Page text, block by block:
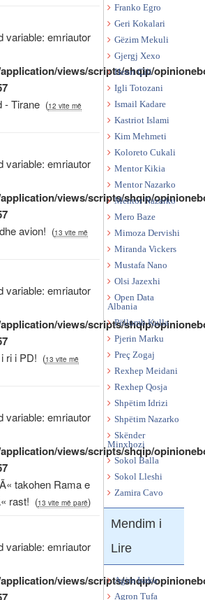
variable: emriautor
views/scripts/shqip/
- Tirane (12 vite më
variable: emriautor
views/scripts/shqip/
avion! (13 vite më
variable: emriautor
views/scripts/shqip/
ri i PD! (13 vite më
variable: emriautor
views/scripts/shqip/
takohen Rama e
rast! (13 vite më parë)
variable: emriautor
views/scripts/shqip/
Franko Egro
Geri Kokalari
Gëzim Mekuli
Gjergj Xexo
Henri Çili
Igli Totozani
Ismail Kadare
Kastriot Islami
Kim Mehmeti
Koloreto Cukali
Mentor Kikia
Mentor Nazarko
Mentor Nazarko
Mero Baze
Mimoza Dervishi
Miranda Vickers
Mustafa Nano
Olsi Jazexhi
Open Data
Albania
Pëllumb Kulla
Pjerin Marku
Preç Zogaj
Rexhep Meidani
Rexhep Qosja
Shpëtim Idrizi
Shpëtim Nazarko
Skënder
Minxhozi
Sokol Balla
Sokol Lleshi
Zamira Cavo
Mendim i
Lire
Agim Isaku
Agron Tufa